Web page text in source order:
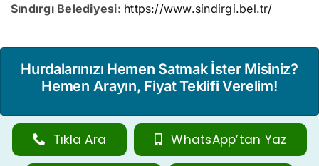
Sındırgı Belediyesi: https://www.sindirgi.bel.tr/
Hurdalarınızı Hemen Satmak İster Misiniz?
Hemen Arayın, Fiyat Teklifi Verelim!
Tıkla Ara WhatsApp’tan Yaz